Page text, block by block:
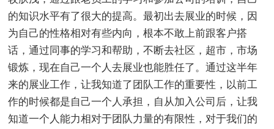
的知识水平有了很大的提高。最初出去展业的时候，因
为自己的性格相对有些内向，根本不敢上前跟客户搭
话，通过同事的学习和帮助，不断去社区，超市，市场
锻炼，现在自己一个人去展业也能胜任了。通过这半年
来的展业工作，让我知道了团队工作的重要性，以前工
作的时候都是自己一个人承担，自从加入公司后，让我
知道一个人能力相对于团队力量的有限性，对于我们的